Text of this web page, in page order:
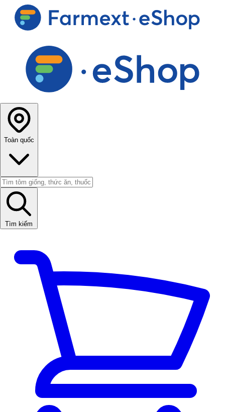
Toàn quốc
Tìm kiếm